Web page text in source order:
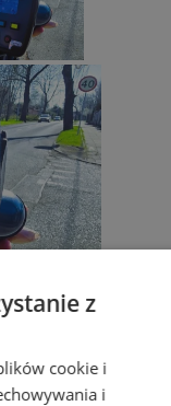
stawia
z
cookie i
i